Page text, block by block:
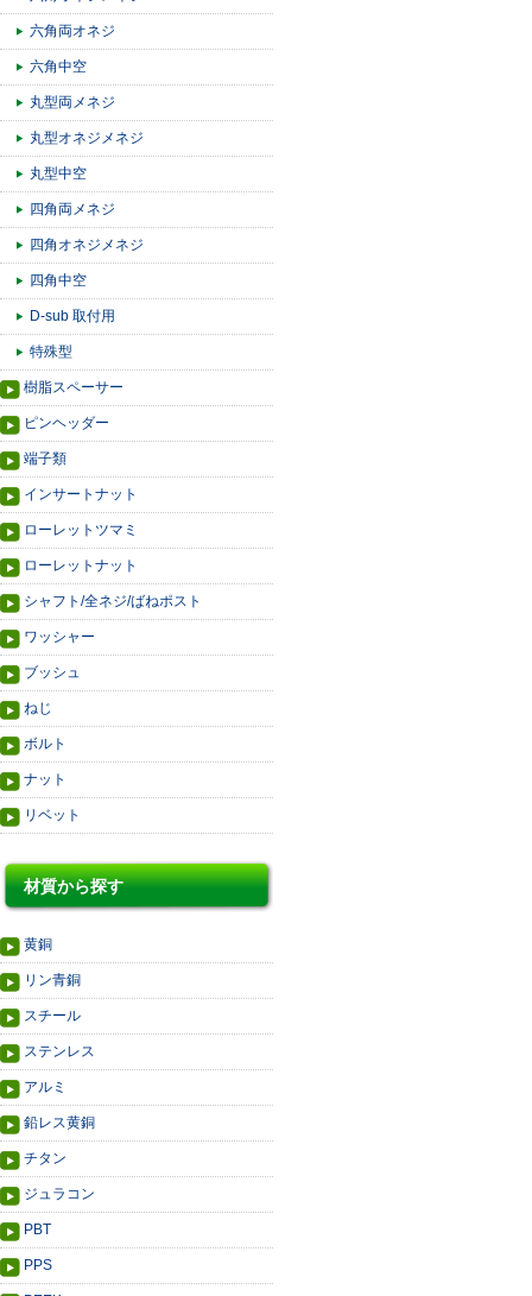
六角両オネジ
六角中空
丸型両メネジ
丸型オネジメネジ
丸型中空
四角両メネジ
四角オネジメネジ
四角中空
D-sub 取付用
特殊型
樹脂スペーサー
ピンヘッダー
端子類
インサートナット
ローレットツマミ
ローレットナット
シャフト/全ネジ/ばねポスト
ワッシャー
ブッシュ
ねじ
ボルト
ナット
リベット
材質から探す
黄銅
リン青銅
スチール
ステンレス
アルミ
鉛レス黄銅
チタン
ジュラコン
PBT
PPS